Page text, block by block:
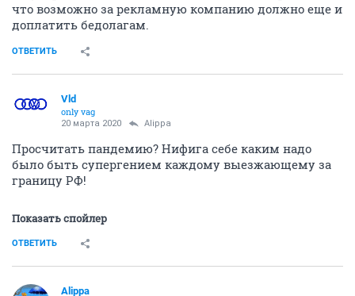
что возможно за рекламную компанию должно еще и
доплатить бедолагам.
ОТВЕТИТЬ
Vld
only vag
20 марта 2020 Alippa
Просчитать пандемию? Нифига себе каким надо
было быть супергением каждому выезжающему за
границу РФ!
Показать спойлер
ОТВЕТИТЬ
Alippa